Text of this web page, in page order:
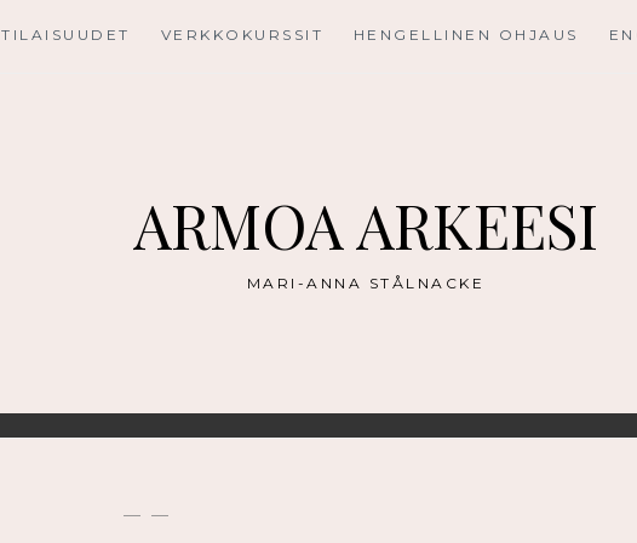
TILAISUUDET VERKKOKURSSIT HENGELLINEN OHJAUS
ARMOA ARKEESI
MARI-ANNA STÅLNACKE
— —